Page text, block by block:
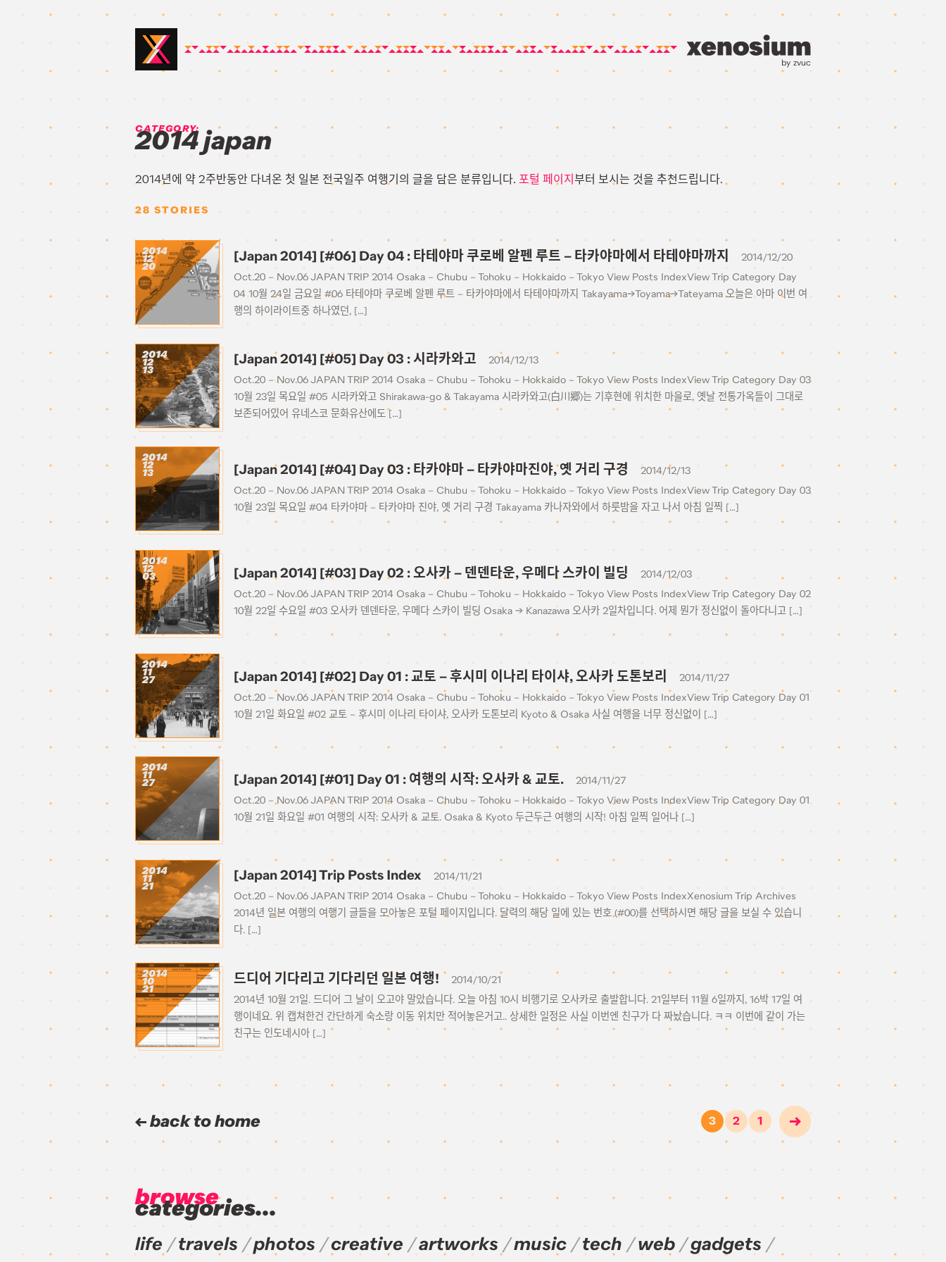
by zvuc
CATEGORY:
2014 japan
2014년에 약 2주반동안 다녀온 첫 일본 전국일주 여행기의 글을 담은 분류입니다. 포털 페이지 부터 보시는 것을 추천드립니다.
28 STORIES
2014
12
20
[Japan 2014] [#06] Day 04 : 타테야마 쿠로베 알펜 루트 – 타카야마에서 타테야마까지
2014/12/20
Oct.20 – Nov.06 JAPAN TRIP 2014 Osaka – Chubu – Tohoku – Hokkaido – Tokyo View Posts IndexView Trip Category Day
04 10월 24일 금요일 #06 타테야마 쿠로베 알펜 루트 – 타카야마에서 타테야마까지 Takayama→Toyama→Tateyama 오늘은 아마 이번 여
행의 하이라이트중 하나였던, […]
2014
12
13
[Japan 2014] [#05] Day 03 : 시라카와고
2014/12/13
Oct.20 – Nov.06 JAPAN TRIP 2014 Osaka – Chubu – Tohoku – Hokkaido – Tokyo View Posts IndexView Trip Category Day 03
10월 23일 목요일 #05 시라카와고 Shirakawa-go & Takayama 시라카와고(白川郷)는 기후현에 위치한 마을로, 옛날 전통가옥들이 그대로
보존되어있어 유네스코 문화유산에도 […]
2014
12
13 [Japan 2014] [#04] Day 03 : 타카야마 – 타카야마진야, 옛 거리 구경
2014/12/13
Oct.20 – Nov.06 JAPAN TRIP 2014 Osaka – Chubu – Tohoku – Hokkaido – Tokyo View Posts IndexView Trip Category Day 03
10월 23일 목요일 #04 타카야마 – 타카야마 진야, 옛 거리 구경 Takayama 카나자와에서 하룻밤을 자고 나서 아침 일찍 […]
2014
12
03 [Japan 2014] [#03] Day 02 : 오사카 – 덴덴타운, 우메다 스카이 빌딩
2014/12/03
Oct.20 – Nov.06 JAPAN TRIP 2014 Osaka – Chubu – Tohoku – Hokkaido – Tokyo View Posts IndexView Trip Category Day 02
10월 22일 수요일 #03 오사카 덴덴타운, 우메다 스카이 빌딩 Osaka → Kanazawa 오사카 2일차입니다. 어제 뭔가 정신없이 돌아다니고 […]
2014
11
27 [Japan 2014] [#02] Day 01 : 교토 – 후시미 이나리 타이샤, 오사카 도톤보리
2014/11/27
Oct.20 – Nov.06 JAPAN TRIP 2014 Osaka – Chubu – Tohoku – Hokkaido – Tokyo View Posts IndexView Trip Category Day 01
10월 21일 화요일 #02 교토 – 후시미 이나리 타이샤, 오사카 도톤보리 Kyoto & Osaka 사실 여행을 너무 정신없이 […]
2014
11
27 [Japan 2014] [#01] Day 01 : 여행의 시작: 오사카 & 교토.
2014/11/27
Oct.20 – Nov.06 JAPAN TRIP 2014 Osaka – Chubu – Tohoku – Hokkaido – Tokyo View Posts IndexView Trip Category Day 01
10월 21일 화요일 #01 여행의 시작: 오사카 & 교토. Osaka & Kyoto 두근두근 여행의 시작! 아침 일찍 일어나 […]
2014
11
21
[Japan 2014] Trip Posts Index
2014/11/21
Oct.20 – Nov.06 JAPAN TRIP 2014 Osaka – Chubu – Tohoku – Hokkaido – Tokyo View Posts IndexXenosium Trip Archives
2014년 일본 여행의 여행기 글들을 모아놓은 포털 페이지입니다. 달력의 해당 일에 있는 번호 (#00)를 선택하시면 해당 글을 보실 수 있습니
다. […]
2014
10
21
드디어 기다리고 기다리던 일본 여행!
2014/10/21
2014년 10월 21일. 드디어 그 날이 오고야 말았습니다. 오늘 아침 10시 비행기로 오사카로 출발합니다. 21일부터 11월 6일까지, 16박 17일 여
행이네요. 위 캡쳐한건 간단하게 숙소랑 이동 위치만 적어놓은거고.. 상세한 일정은 사실 이번엔 친구가 다 짜놨습니다. ㅋㅋ 이번에 같이 가는
친구는 인도네시아 […]
1
2
3
back to home
browse
categories...
life travels photos creative artworks music tech web
gadgets